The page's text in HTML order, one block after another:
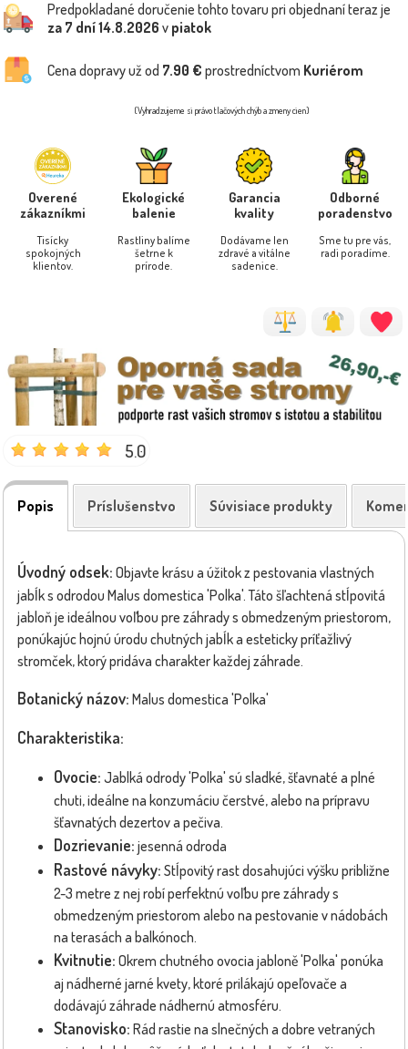
Predpokladané doručenie tohto tovaru pri objednaní teraz je
za 7 dní14.8.2026 v piatok
Cena dopravy už od 7.90 € prostredníctvom Kuriérom
(Vyhradzujeme si právo tlačových chýb a zmeny cien)
Overené
zákazníkmi
Tisícky
spokojných
klientov.
Ekologické
balenie
Rastliny balíme
šetrne k
prírode.
Garancia
kvality
Dodávame len
zdravé a vitálne
sadenice.
Odborné
poradenstvo
Sme tu pre vás,
radi poradíme.
5.0
Popis Príslušenstvo Súvisiace produkty
Úvodný odsek: Objavte krásu a úžitok z pestovania vlastných
jabĺk s odrodou Malus domestica 'Polka'. Táto šľachtená stĺpovitá
jabloň je ideálnou voľbou pre záhrady s obmedzeným priestorom,
ponúkajúc hojnú úrodu chutných jabĺk a esteticky príťažlivý
stromček, ktorý pridáva charakter každej záhrade.
Botanický názov: Malus domestica 'Polka'
Charakteristika:
Ovocie: Jablká odrody 'Polka' sú sladké, šťavnaté a plné
chuti, ideálne na konzumáciu čerstvé, alebo na prípravu
šťavnatých dezertov a pečiva.
Dozrievanie: jesenná odroda
Rastové návyky: Stĺpovitý rast dosahujúci výšku približne
2-3 metre z nej robí perfektnú voľbu pre záhrady s
obmedzeným priestorom alebo na pestovanie v nádobách
na terasách a balkónoch.
Kvitnutie: Okrem chutného ovocia jabloně 'Polka' ponúka
aj nádherné jarné kvety, ktoré prilákajú opeľovače a
dodávajú záhrade nádhernú atmosféru.
Stanovisko: Rád rastie na slnečných a dobre vetraných